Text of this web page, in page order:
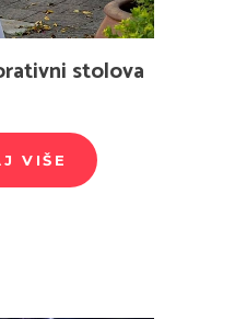
stolova
VIŠE